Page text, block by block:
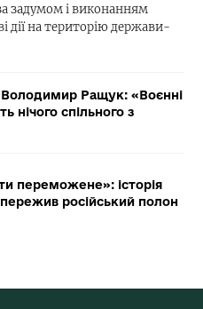
задумом і виконанням
дії на територію держави-
Володимир Ращук: «Воєнні
нічого спільного з
переможене»: історія
російський полон